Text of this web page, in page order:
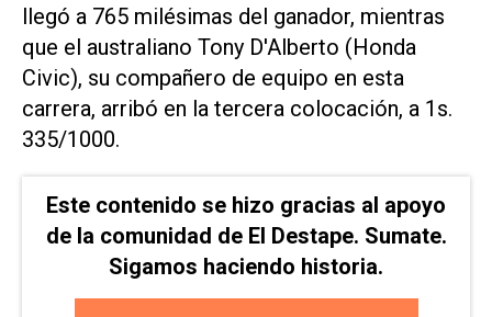
llegó a 765 milésimas del ganador, mientras
que el australiano Tony D'Alberto (Honda
Civic), su compañero de equipo en esta
carrera, arribó en la tercera colocación, a 1s.
335/1000.
Este contenido se hizo gracias al apoyo
de la comunidad de El Destape. Sumate.
Sigamos haciendo historia.